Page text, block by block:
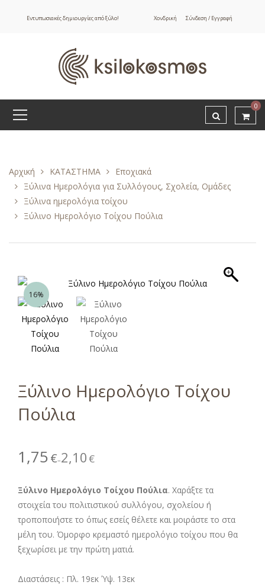
Εντυπωσιακές δημιουργίες από ξύλο! Χονδρική Σύνδεση / Εγγραφή
0
Αρχική ΚΑΤΑΣΤΗΜΑ
Εποχιακά
Ξύλινα Ημερολόγια για Συλλόγους, Σχολεία, Ομάδες
Ξύλινα ημερολόγια τοίχου
Ξύλινο Ημερολόγιο Τοίχου Πούλια
16%
Ξύλινο Ημερολόγιο Τοίχου
Πούλια
1,75 €–2,10 €
Ξύλινο Ημερολόγιο Τοίχου Πούλια. Χαράξτε τα
στοιχεία του πολιτιστικού συλλόγου, σχολείου ή
τροποποιήστε το όπως εσείς θέλετε και μοιράστε το στα
μέλη του. Όμορφο κρεμαστό ημερολόγιο τοίχου που θα
ξεχωρίσει με την πρώτη ματιά.
Διαστάσεις : Πλ. 19εκ Ύψ. 13εκ